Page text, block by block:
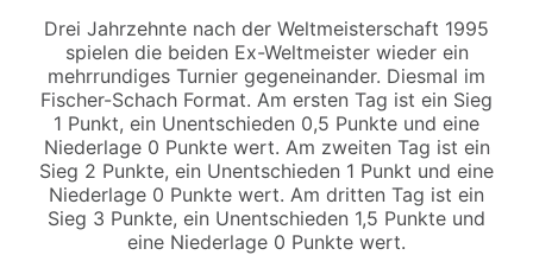
Drei Jahrzehnte nach der Weltmeisterschaft 1995
spielen die beiden Ex-Weltmeister wieder ein
mehrrundiges Turnier gegeneinander. Diesmal im
Fischer-Schach Format. Am ersten Tag ist ein Sieg
1 Punkt, ein Unentschieden 0,5 Punkte und eine
Niederlage 0 Punkte wert. Am zweiten Tag ist ein
Sieg 2 Punkte, ein Unentschieden 1 Punkt und eine
Niederlage 0 Punkte wert. Am dritten Tag ist ein
Sieg 3 Punkte, ein Unentschieden 1,5 Punkte und
eine Niederlage 0 Punkte wert.